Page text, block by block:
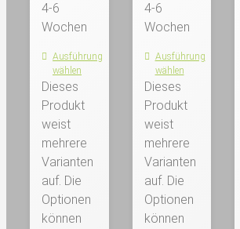
4-6
Wochen
Ausführung
wählen
Dieses
Produkt
weist
mehrere
Varianten
auf. Die
Optionen
können
4-6
Wochen
Ausführung
wählen
Dieses
Produkt
weist
mehrere
Varianten
auf. Die
Optionen
können